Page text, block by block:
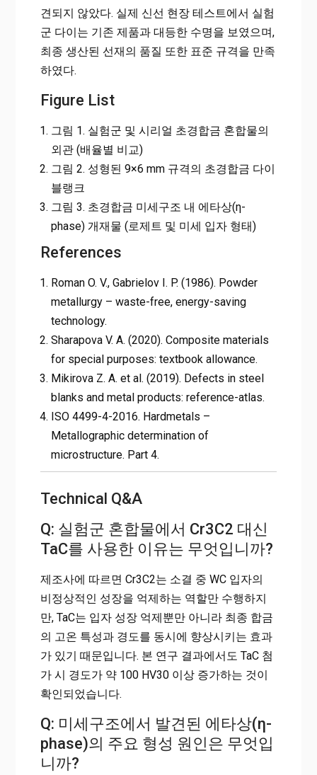
견되지 않았다. 실제 신선 현장 테스트에서 실험
군 다이는 기존 제품과 대등한 수명을 보였으며,
최종 생산된 선재의 품질 또한 표준 규격을 만족
하였다.
Figure List
그림 1. 실험군 및 시리얼 초경합금 혼합물의
외관 (배율별 비교)
그림 2. 성형된 9×6 mm 규격의 초경합금 다이
블랭크
그림 3. 초경합금 미세구조 내 에타상(η-
phase) 개재물 (로제트 및 미세 입자 형태)
References
Roman O. V., Gabrielov I. P. (1986). Powder
metallurgy – waste-free, energy-saving
technology.
Sharapova V. A. (2020). Composite materials
for special purposes: textbook allowance.
Mikirova Z. A. et al. (2019). Defects in steel
blanks and metal products: reference-atlas.
ISO 4499-4-2016. Hardmetals –
Metallographic determination of
microstructure. Part 4.
Technical Q&A
Q: 실험군 혼합물에서 Cr3C2 대신
TaC를 사용한 이유는 무엇입니까?
제조사에 따르면 Cr3C2는 소결 중 WC 입자의
비정상적인 성장을 억제하는 역할만 수행하지
만, TaC는 입자 성장 억제뿐만 아니라 최종 합금
의 고온 특성과 경도를 동시에 향상시키는 효과
가 있기 때문입니다. 본 연구 결과에서도 TaC 첨
가 시 경도가 약 100 HV30 이상 증가하는 것이
확인되었습니다.
Q: 미세구조에서 발견된 에타상(η-
phase)의 주요 형성 원인은 무엇입
니까?